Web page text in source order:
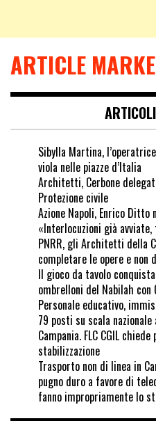
ARTICLE
Sibylla Martina,
viola nelle piazze d’Italia
Architetti, Cerbone
Protezione civile
Azione Napoli, Enrico Ditto
«Interlocuzioni già
PNRR, gli Architetti della
completare le opere e
Il gioco da tavolo
ombrelloni del Nabilah con
Personale educativo,
79 posti su scala
Campania. FLC CGIL
stabilizzazione
Trasporto non di linea in
pugno duro a favore di
fanno impropriamente lo